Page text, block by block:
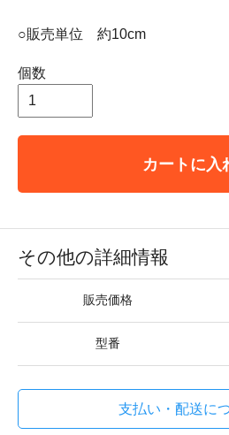
○販売単位 約10cm
個数
カートに入
その他の詳細情報
販売価格
型番
支払い・配送に